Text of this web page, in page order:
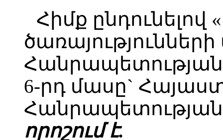
Հիմք
Հանրապետության
6-րդ մասը`
Հանրապետության
որոշում է.